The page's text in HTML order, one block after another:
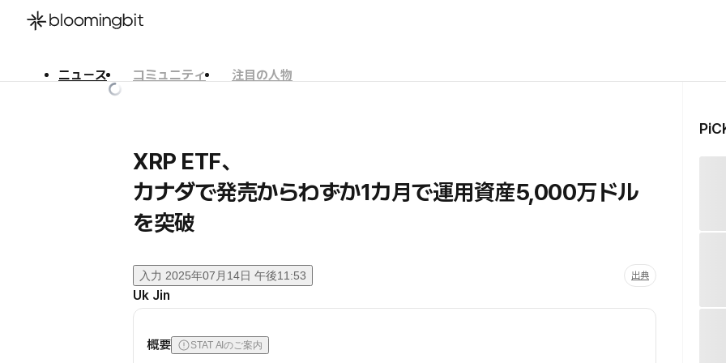
ニュース コミュニティ
注目の人物
XRP ETF、
カナダで発売からわずか1カ月で運用資産5,000万ドル
を突破
入力 2025年07月14日 午後11:53 出典
Uk Jin
概要 STAT AIのご案内